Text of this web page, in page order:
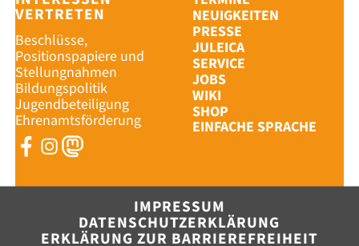
VERTRETEN
Beschlüsse,
Positionspapiere und
Stellungnahmen
Bildungspolitik
Jugendbeteiligung
Ehrenamtsförderung
NEUIGKEITEN
PRESSE
JULEICA
SERVICE
JOBS
WIKI
SHOP
EINFACHE SPRACHE
IMPRESSUM
DATENSCHUTZERKLÄRUNG
ERKLÄRUNG ZUR BARRIEREFREIHEIT